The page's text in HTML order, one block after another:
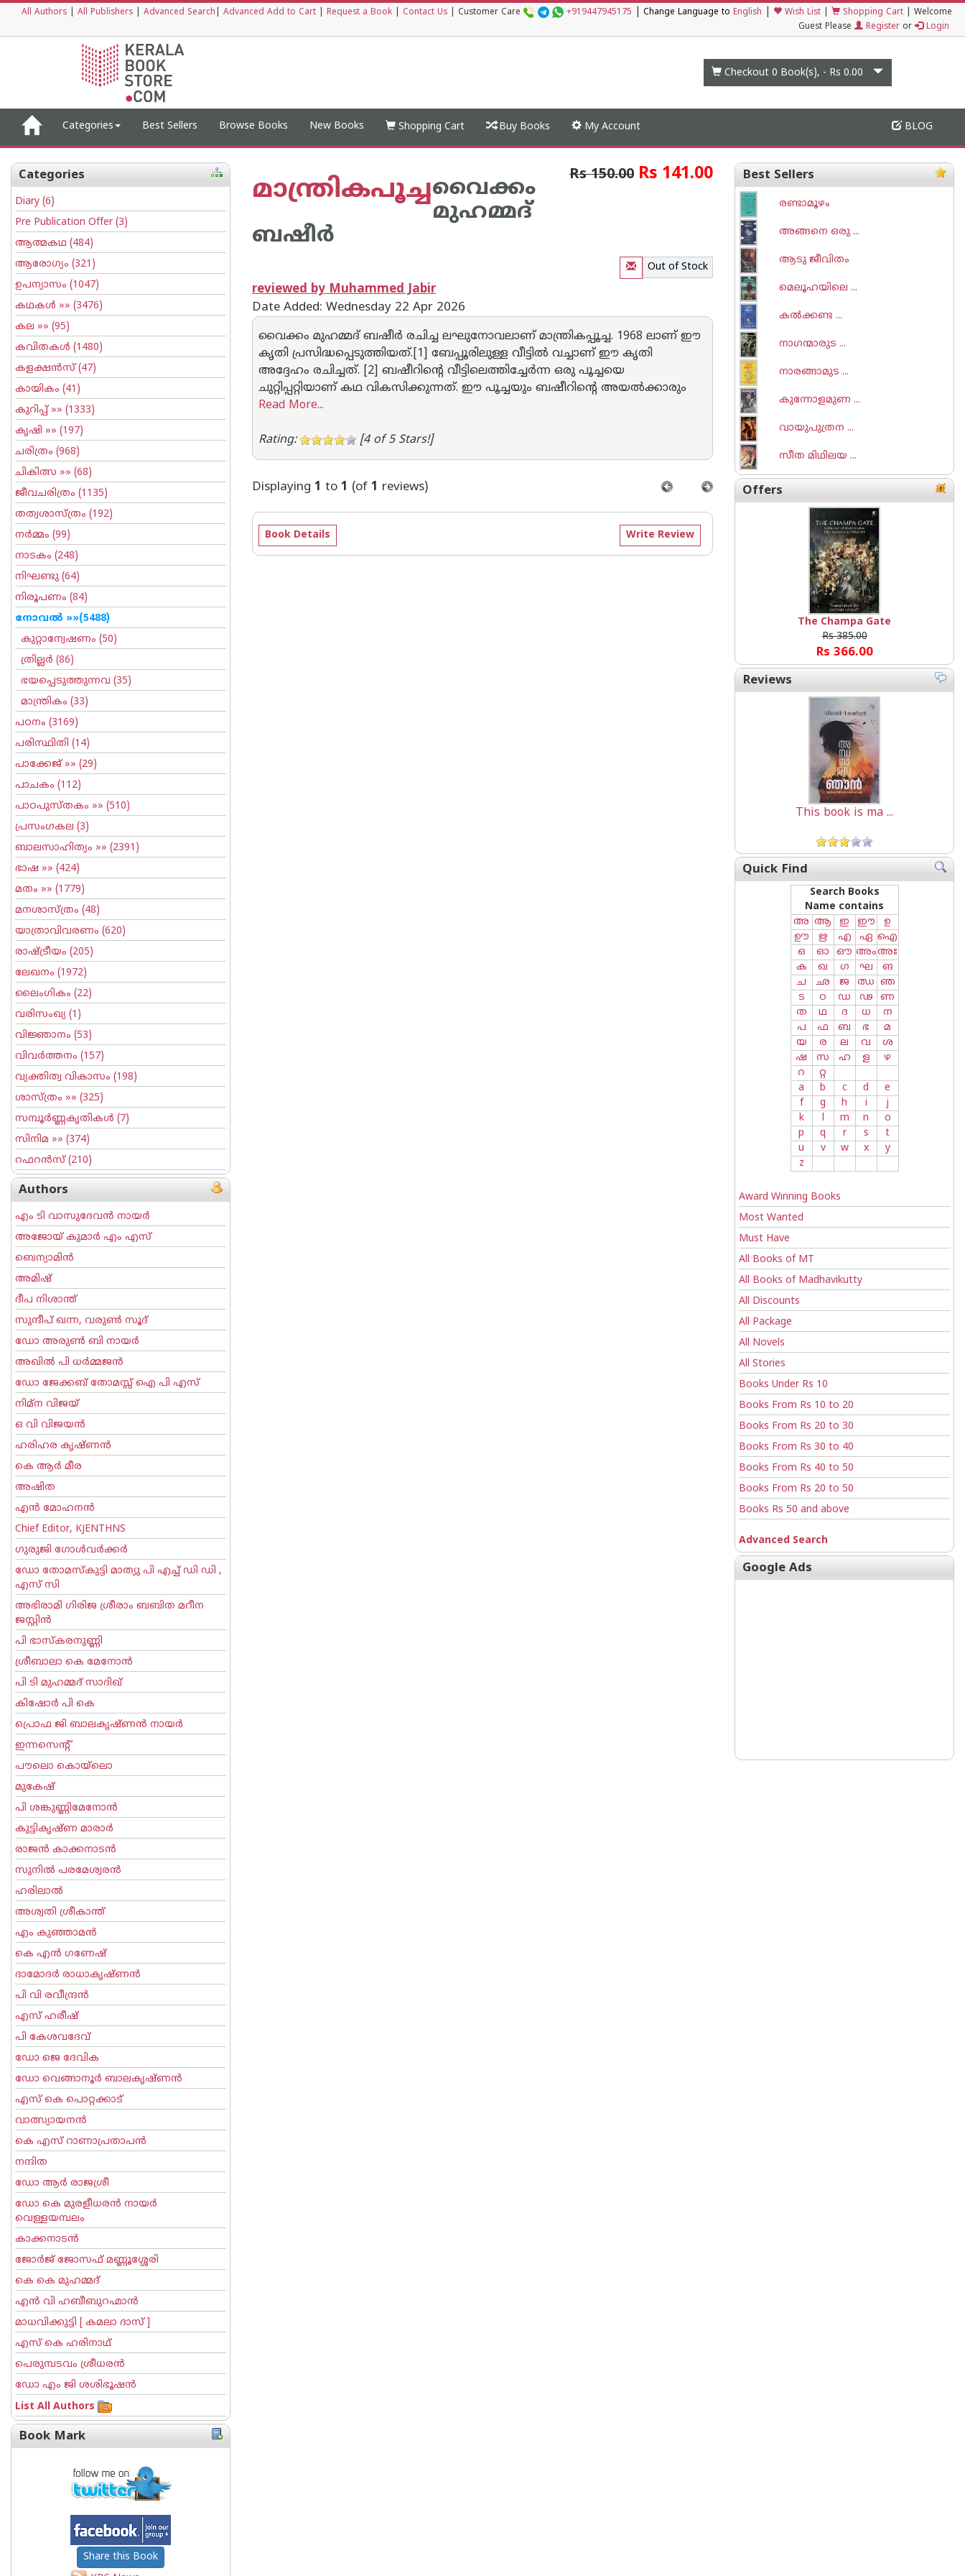
All Authors All Publishers Advanced Search Advanced Add to Cart Request a Book Contact Us Customer Care +919447945175 Change Language to English Wish List Shopping Cart
Welcome
Guest Please
Register or Login
Checkout 0 Book(s), - Rs 0.00
Categories Best Sellers Browse Books New Books Shopping Cart Buy Books My Account BLOG
Categories
Diary (6)
Pre Publication Offer(3)
ആത്മകഥ (484)
ആരോഗ്യം (321)
ഉപന്യാസം (1047)
കഥകള്‍ »» (3476)
കല »» (95)
കവിതകള്‍ (1480)
കളക്ഷന്‍സ്(47)
കായികം (41)
കുറിപ്പ്‌ »» (1333)
കൃഷി »» (197)
ചരിത്രം (968)
ചികിത്സ »» (68)
ജീവചരിത്രം (1135)
തത്വശാസ്ത്രം (192)
നര്‍മ്മം (99)
നാടകം (248)
നിഘണ്ടു (64)
നിരൂപണം (84)
നോവല്‍ »»(5488)
കുറ്റാന്വേഷണം (50)
ത്രില്ലര്‍ (86)
ഭയപ്പെടുത്തുന്നവ (35)
മാന്ത്രികം (33)
പഠനം (3169)
പരിസ്ഥിതി (14)
പാക്കേജ് »» (29)
പാചകം (112)
പാഠപുസ്തകം »» (510)
പ്രസംഗകല (3)
ബാലസാഹിത്യം »» (2391)
ഭാഷ »» (424)
മതം »» (1779)
മനശാസ്ത്രം (48)
യാത്രാവിവരണം (620)
രാഷ്ട്രീയം (205)
ലേഖനം (1972)
ലൈംഗികം (22)
വരിസംഖ്യ (1)
വിജ്ഞാനം (53)
വിവര്‍ത്തനം (157)
വ്യക്തിത്വ വികാസം (198)
ശാസ്ത്രം »» (325)
സമ്പൂര്‍ണ്ണകൃതികള്‍ (7)
സിനിമ »» (374)
റഫറന്‍സ്(210)
Authors
എം ടി വാസുദേവന്‍ നായര്‍
അജോയ് കുമാര്‍ എം എസ്
ബെന്യാമിന്‍
അമിഷ്
ദീപ നിശാന്ത്
സുന്ദീപ് ഖന്ന, വരുൺ സൂദ്
ഡോ അരുണ്‍ ബി നായര്‍
അഖില്‍ പി ധര്‍മ്മജന്‍
ഡോ ജേക്കബ് തോമസ്സ് ഐ പി എസ്
നിമ്ന വിജയ്
ഒ വി വിജയന്‍
ഹരിഹര കൃഷ്ണൻ
കെ ആര്‍ മീര
അഷിത
എന്‍ മോഹനന്‍
Chief Editor, KJENTHNS
ഗുരുജി ഗോള്‍‌വര്‍ക്കര്‍
ഡോ തോമസ്കുട്ടി മാത്യു പി എച്ച് ഡി ഡി ,
എസ് സി
അഭിരാമി ഗിരിജ ശ്രീരാം ബബിത മറീന
ജസ്റ്റിന്‍
പി ഭാസ്കരനുണ്ണി
ശ്രീബാലാ കെ മേനോന്‍
പി ടി മുഹമ്മദ് സാദിഖ്‌
കിഷോർ പി കെ
പ്രൊഫ ജി ബാലകൃഷ്ണന്‍ നായര്‍
ഇന്നസെന്റ്‌
പൗലൊ കൊയ്ലൊ
മുകേഷ്
പി ശങ്കുണ്ണിമേനോന്‍
കുട്ടികൃഷ്ണ മാരാര്‍
രാജന്‍ കാക്കനാടന്‍
സുനില്‍ പരമേശ്വരന്‍
ഹരിലാല്‍
അശ്വതി ശ്രീകാന്ത്
എം കുഞ്ഞാമന്‍
കെ എന്‍ ഗണേഷ്
ദാമോദർ രാധാകൃഷ്ണൻ
പി വി രവീന്ദ്രന്‍
എസ് ഹരീഷ്
പി കേശവദേവ്‌
ഡോ ജെ ദേവിക
ഡോ വെങ്ങാനൂര്‍ ബാലകൃഷ്ണന്‍
എസ്‌ കെ പൊറ്റക്കാട്‌
വാത്സ്യായനന്‍
കെ എസ് റാണാപ്രതാപന്‍
നന്ദിത
ഡോ ആര്‍ രാജശ്രീ
ഡോ കെ മുരളീധരന്‍ നായര്‍
വെള്ളയമ്പലം
കാക്കനാടന്‍
ജോര്‍ജ് ജോസഫ് മണ്ണൂശ്ശേരി
കെ കെ മുഹമ്മദ്
എന്‍ വി ഹബീബുറഹ്മാന്‍
മാധവിക്കുട്ടി [ കമലാ ദാസ് ]
എസ് കെ ഹരിനാഥ്
പെരുമ്പടവം ശ്രീധര‌ന്‍
ഡോ എം ജി ശശിഭൂഷന്‍
List All Authors
Book Mark
Share this Book
മാന്ത്രികപൂച്ചവൈക്കം
മുഹമ്മദ്
ബഷീര്‍
Rs 150.00 Rs 141.00
Out of Stock
reviewed by Muhammed Jabir
Date Added: Wednesday 22 Apr 2026
വൈക്കം മുഹമ്മദ് ബഷീർ രചിച്ച ലഘുനോവലാണ് മാന്ത്രികപ്പൂച്ച. 1968 ലാണ് ഈ
കൃതി പ്രസിദ്ധപ്പെടുത്തിയത്.[1] ബേപ്പൂരിലുള്ള വീട്ടിൽ വച്ചാണ് ഈ കൃതി
അദ്ദേഹം രചിച്ചത്. [2] ബഷീറിന്റെ വീട്ടിലെത്തിച്ചേർന്ന ഒരു പൂച്ചയെ
ചുറ്റിപ്പറ്റിയാണ് കഥ വികസിക്കുന്നത്. ഈ പൂച്ചയും ബഷീറിന്റെ അയൽക്കാരും
Read More...
Rating: [4 of 5 Stars!]
Displaying 1 to 1 (of 1 reviews)
Write Review
Book Details
Best Sellers
രണ്ടാമൂഴം
അങ്ങനെ ഒരു ...
ആടു ജീവിതം
മെലൂഹയിലെ ...
കല്‍ക്കണ്ട ...
നാഗന്മാരുട ...
നാരങ്ങാമുട ...
കുന്നോളമുണ ...
വായുപുത്രന ...
സീത മിഥിലയ ...
Offers
The Champa Gate
Rs 385.00
Rs 366.00
Reviews
This book is ma ...
Quick Find
Search Books
Name contains
അ ആ ഇ ഈ
ഉ
ഊ
ഋ എ ഏ ഐ
ഒ
ഓ ഔ അംഅഃ
ക
ഖ ഗ ഘ
ങ
ച
ഛ ജ ഝ ഞ
ട
ഠ ഡ ഢ
ണ
ത
ഥ ദ ധ
ന
പ
ഫ ബ ഭ
മ
യ
ര ല വ
ശ
ഷ
സ ഹ ള
ഴ
റ
റ്റ
a
b c d
e
f
g h i
j
k
l m n
o
p
q r s
t
u
v w x
y
z
Award Winning Books
Most Wanted
Must Have
All Books of MT
All Books of Madhavikutty
All Discounts
All Package
All Novels
All Stories
Books Under Rs 10
Books From Rs 10 to 20
Books From Rs 20 to 30
Books From Rs 30 to 40
Books From Rs 40 to 50
Books From Rs 20 to 50
Books Rs 50 and above
Advanced Search
Google Ads